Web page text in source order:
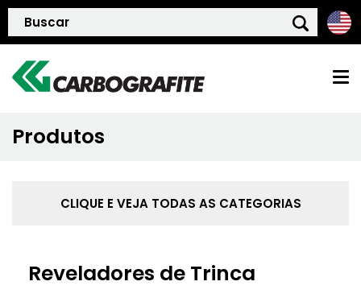
QUEM SOMOS
Produtos
CLIQUE E VEJA TODAS AS CATEGORIAS
Reveladores de Trinca